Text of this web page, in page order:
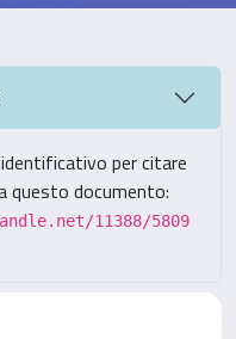
per citare
questo documento:
11388/5809